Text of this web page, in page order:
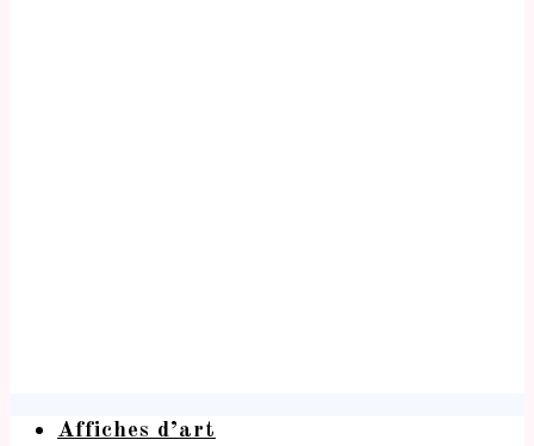
Affiches d’art